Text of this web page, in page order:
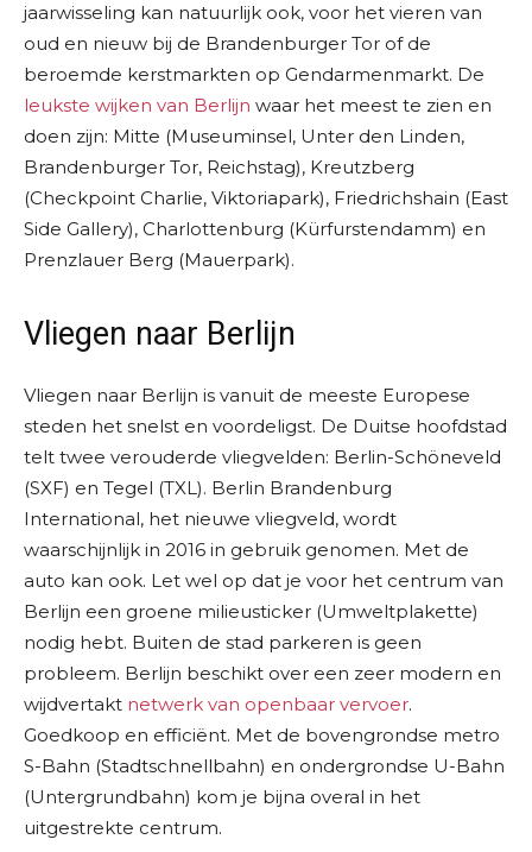
jaarwisseling kan natuurlijk ook, voor het vieren van
oud en nieuw bij de Brandenburger Tor of de
beroemde kerstmarkten op Gendarmenmarkt. De
leukste wijken van Berlijn waar het meest te zien en
doen zijn: Mitte (Museuminsel, Unter den Linden,
Brandenburger Tor, Reichstag), Kreutzberg
(Checkpoint Charlie, Viktoriapark), Friedrichshain (East
Side Gallery), Charlottenburg (Kürfurstendamm) en
Prenzlauer Berg (Mauerpark).
Vliegen naar Berlijn
Vliegen naar Berlijn is vanuit de meeste Europese
steden het snelst en voordeligst. De Duitse hoofdstad
telt twee verouderde vliegvelden: Berlin-Schöneveld
(SXF) en Tegel (TXL). Berlin Brandenburg
International, het nieuwe vliegveld, wordt
waarschijnlijk in 2016 in gebruik genomen. Met de
auto kan ook. Let wel op dat je voor het centrum van
Berlijn een groene milieusticker (Umweltplakette)
nodig hebt. Buiten de stad parkeren is geen
probleem. Berlijn beschikt over een zeer modern en
wijdvertakt netwerk van openbaar vervoer.
Goedkoop en efficiënt. Met de bovengrondse metro
S-Bahn (Stadtschnellbahn) en ondergrondse U-Bahn
(Untergrundbahn) kom je bijna overal in het
uitgestrekte centrum.